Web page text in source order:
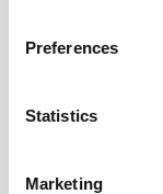
Preferences
Statistics
Marketing